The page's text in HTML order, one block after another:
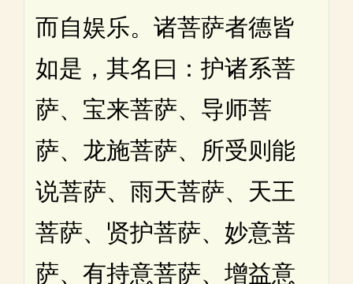
而自娱乐。诸菩萨者德皆
如是，其名曰：护诸系菩
萨、宝来菩萨、导师菩
萨、龙施菩萨、所受则能
说菩萨、雨天菩萨、天王
菩萨、贤护菩萨、妙意菩
萨、有持意菩萨、增益意